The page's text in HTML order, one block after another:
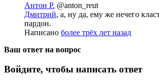
Антон Р. @anton_reut
Дмитрий, а, ну да, ему же нечего
пардон.
Написано более трёх лет назад
Ваш ответ на вопрос
Войдите, чтобы написать ответ